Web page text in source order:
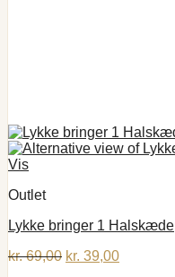
Vis
Outlet
Lykke bringer 1 Halskæde
kr.69,00 Den
kr. 39,00Den